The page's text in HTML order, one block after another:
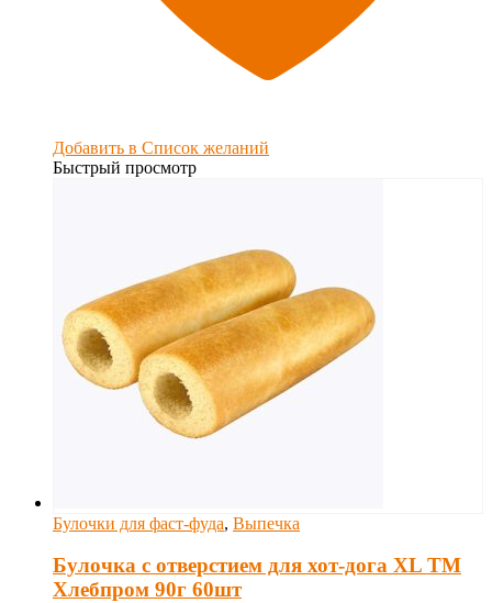
Добавить в Список желаний
Быстрый просмотр
Булочки для фаст-фуда, Выпечка
Булочка с отверстием для хот-дога XL ТМ
Хлебпром 90г 60шт